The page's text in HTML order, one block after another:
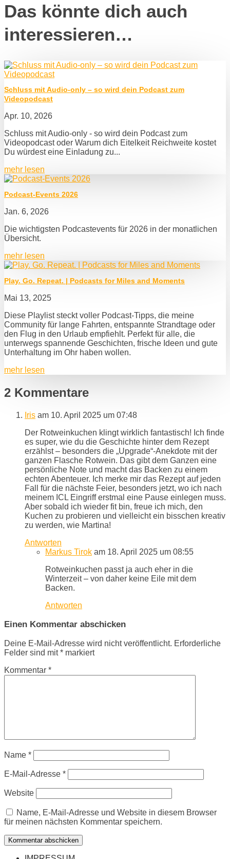
Das könnte dich auch
interessieren…
Schluss mit Audio-only – so wird dein Podcast zum
Videopodcast
Apr. 10, 2026
Schluss mit Audio-only - so wird dein Podcast zum
Videopodcast oder Warum dich Eitelkeit Reichweite kostet
Du würdest eine Einladung zu...
mehr lesen
Podcast-Events 2026
Jan. 6, 2026
Die wichtigsten Podcastevents für 2026 in der monatlichen
Übersicht.
mehr lesen
Play. Go. Repeat. | Podcasts for Miles and Moments
Mai 13, 2025
Diese Playlist steckt voller Podcast-Tipps, die meine
Community für lange Fahrten, entspannte Strandtage oder
den Flug in den Urlaub empfiehlt. Perfekt für alle, die
unterwegs spannende Geschichten, frische Ideen und gute
Unterhaltung im Ohr haben wollen.
mehr lesen
2 Kommentare
Iris am 10. April 2025 um 07:48
Der Rotweinkuchen klingt wirklich fantastisch! Ich finde
es super, wie du die Geschichte hinter dem Rezept
erzählst – besonders die „Upgrade“-Anekdote mit der
ganzen Flasche Rotwein. Das gibt dem Ganzen eine
persönliche Note und macht das Backen zu einem
echten Abenteuer. Ich merke mir das Rezept auf jeden
Fall für die nächste Feier, besonders jetzt, wo ich nach
meinem ICL Eingriff erstmal eine Pause einlegen muss.
Aber sobald ich wieder fit bin, freue ich mich, den
Kuchen zu probieren und vielleicht ein bisschen kreativ
zu werden, wie Martina!
Antworten
Markus Tirok am 18. April 2025 um 08:55
Rotweinkuchen passt ja auch eher in die
Winterzeit – von daher keine Eile mit dem
Backen.
Antworten
Einen Kommentar abschicken
Deine E-Mail-Adresse wird nicht veröffentlicht. Erforderliche
Felder sind mit* markiert
Kommentar *
Name *
E-Mail-Adresse *
Website
Name, E-Mail-Adresse und Website in diesem Browser
für meinen nächsten Kommentar speichern.
Kommentar abschicken